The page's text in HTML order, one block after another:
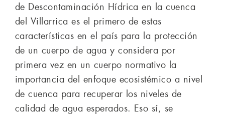
de Descontaminación Hídrica en la cuenca
del Villarrica es el primero de estas
características en el país para la protección
de un cuerpo de agua y considera por
primera vez en un cuerpo normativo la
importancia del enfoque ecosistémico a nivel
de cuenca para recuperar los niveles de
calidad de agua esperados. Eso sí, se